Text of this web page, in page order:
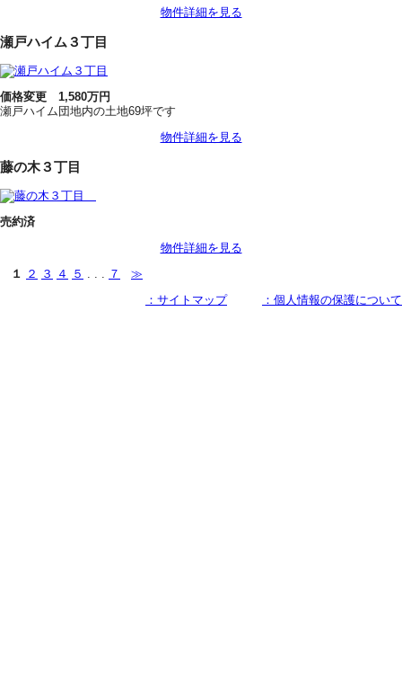
物件詳細を見る
瀬戸ハイム３丁目
価格変更 1,580万円
瀬戸ハイム団地内の土地69坪です
物件詳細を見る
藤の木３丁目
売約済
物件詳細を見る
１ ２ ３ ４ ５ . . . ７
≫
：サイトマップ
：個人情報の保護について